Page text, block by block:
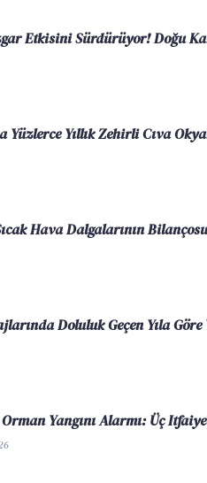
Etkisini Sürdürüyor! Doğu
Yıllık Zehirli Cıva
Hava Dalgalarının
Doluluk Geçen Yıla Göre
Yangını Alarmı: Üç